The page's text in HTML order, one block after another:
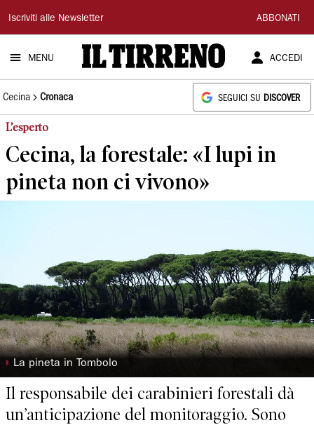
Il
Tirreno
Iscriviti alle Newsletter ABBONATI
MENU ACCEDI
Cecina Cronaca SEGUICI SU DISCOVER
L’esperto
Cecina, la forestale: «I lupi in
pineta non ci vivono»
◗ La pineta in Tombolo
Il responsabile dei carabinieri forestali dà
un’anticipazione del monitoraggio. Sono